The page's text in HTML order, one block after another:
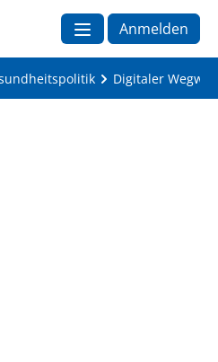
Anmelden
Digitaler